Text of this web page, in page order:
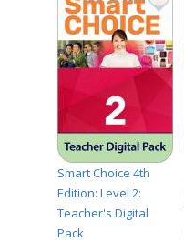
Smart Choice 4th
Edition: Level 2:
Teacher's Digital
Pack